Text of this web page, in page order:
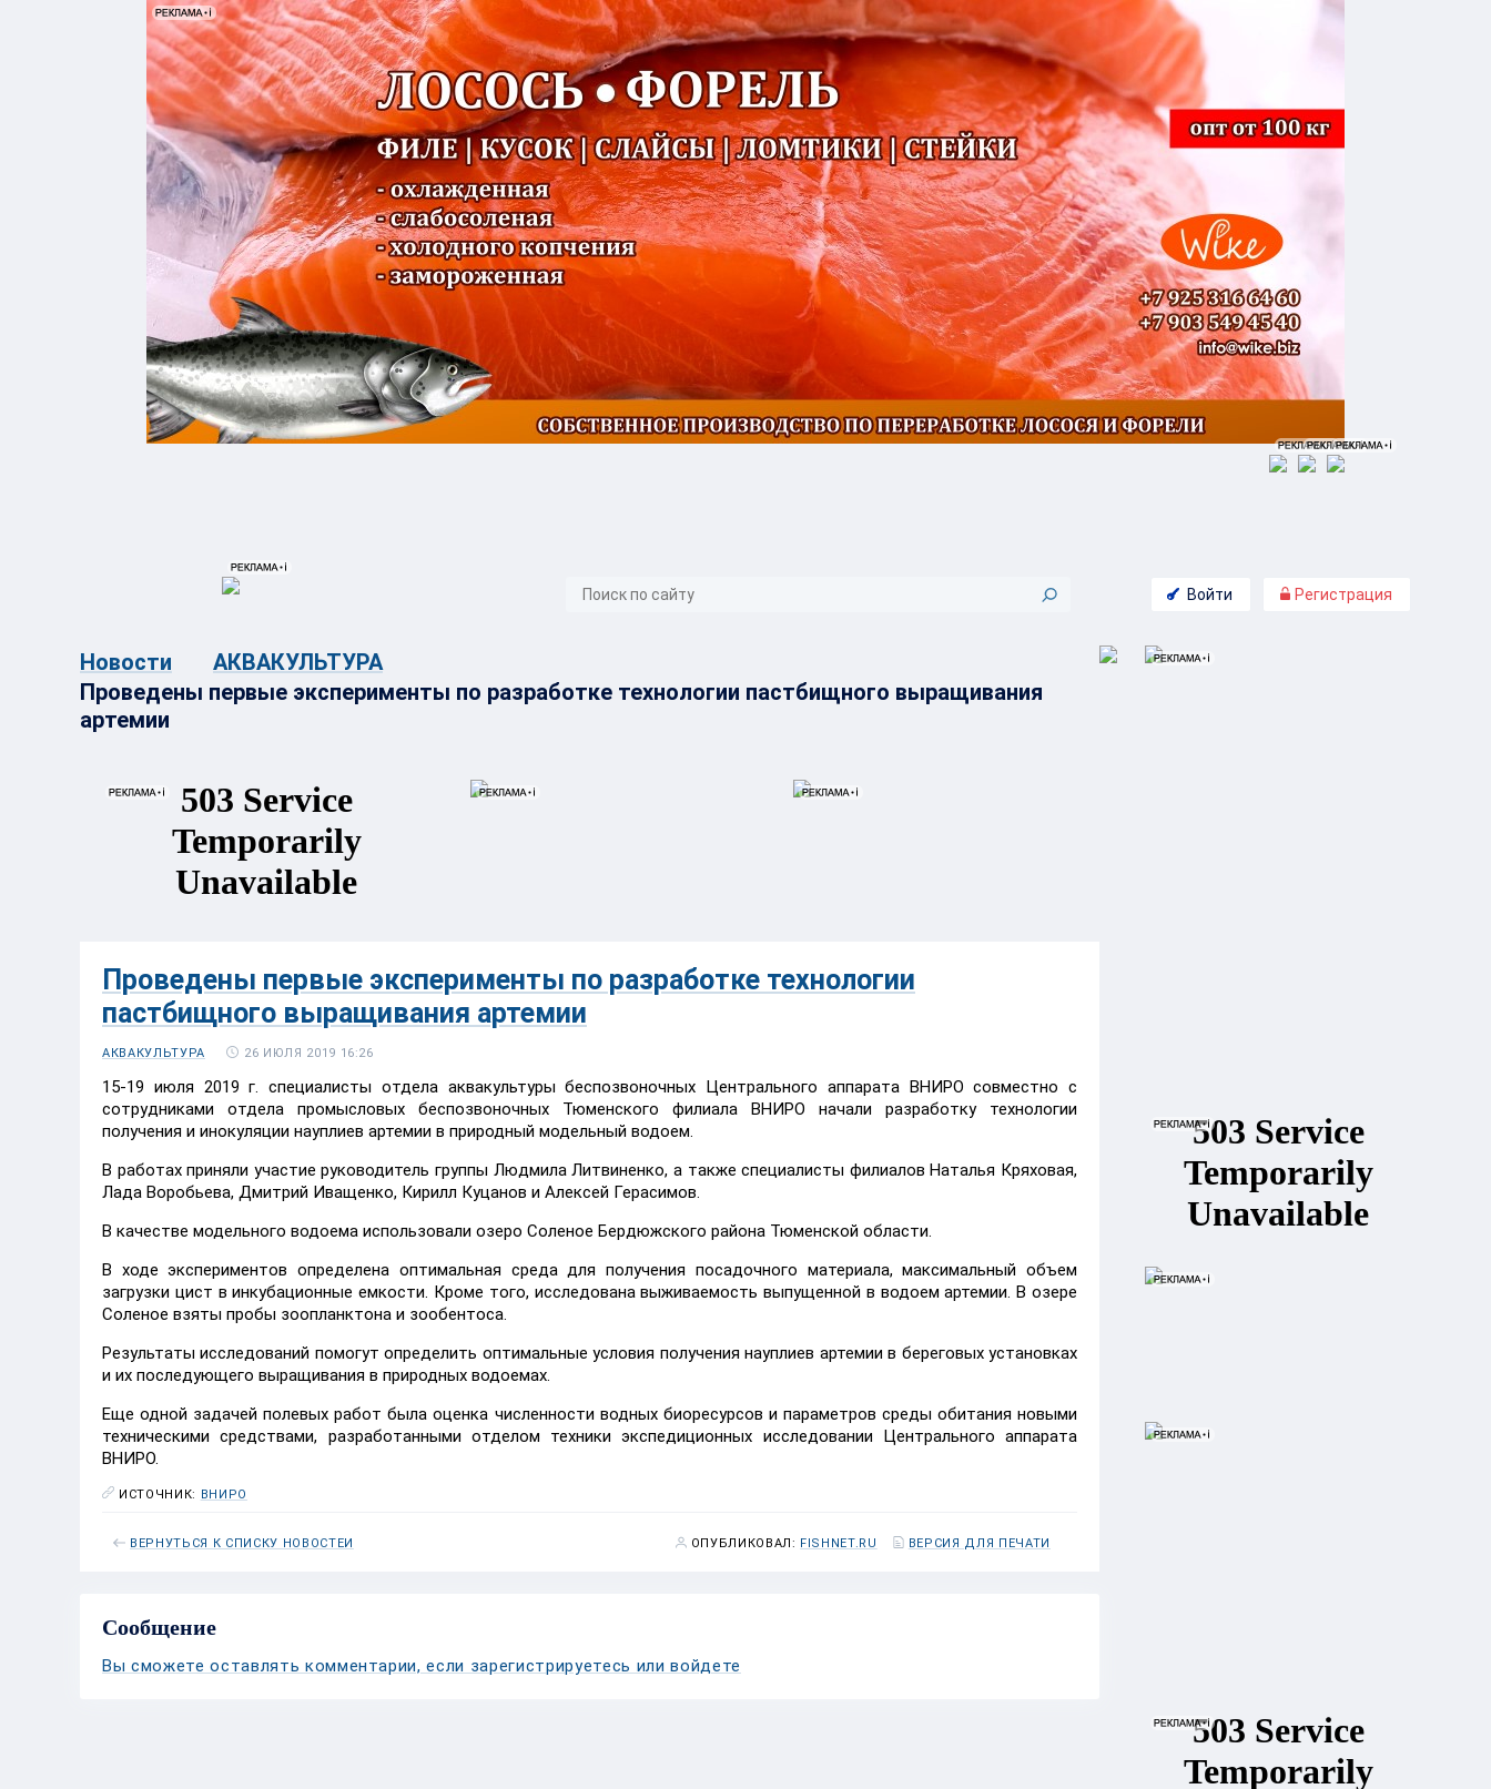
Войти Регистрация
Новости
АКВАКУЛЬТУРА
Проведены первые эксперименты по разработке технологии пастбищного выращивания
артемии
Проведены первые эксперименты по разработке технологии
пастбищного выращивания артемии
АКВАКУЛЬТУРА 26 ИЮЛЯ 2019 16:26
15-19 июля 2019 г. специалисты отдела аквакультуры беспозвоночных Центрального аппарата ВНИРО совместно с
сотрудниками отдела промысловых беспозвоночных Тюменского филиала ВНИРО начали разработку технологии
получения и инокуляции науплиев артемии в природный модельный водоем.
В работах приняли участие руководитель группы Людмила Литвиненко, а также специалисты филиалов Наталья Кряховая,
Лада Воробьева, Дмитрий Иващенко, Кирилл Куцанов и Алексей Герасимов.
В качестве модельного водоема использовали озеро Соленое Бердюжского района Тюменской области.
В ходе экспериментов определена оптимальная среда для получения посадочного материала, максимальный объем
загрузки цист в инкубационные емкости. Кроме того, исследована выживаемость выпущенной в водоем артемии. В озере
Соленое взяты пробы зоопланктона и зообентоса.
Результаты исследований помогут определить оптимальные условия получения науплиев артемии в береговых установках
и их последующего выращивания в природных водоемах.
Еще одной задачей полевых работ была оценка численности водных биоресурсов и параметров среды обитания новыми
техническими средствами, разработанными отделом техники экспедиционных исследовании Центрального аппарата
ВНИРО.
ИСТОЧНИК: ВНИРО
ВЕРНУТЬСЯ К СПИСКУ НОВОСТЕЙ ОПУБЛИКОВАЛ: FISHNET.RU ВЕРСИЯ ДЛЯ ПЕЧАТИ
Сообщение
Вы сможете оставлять комментарии, если зарегистрируетесь или войдете